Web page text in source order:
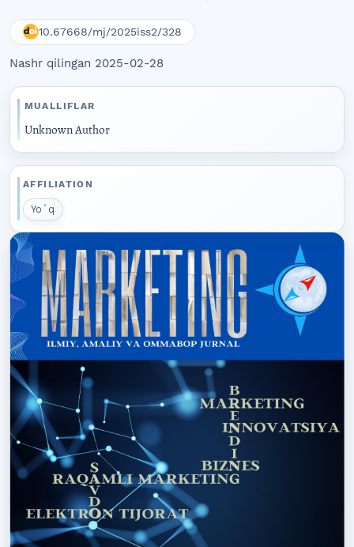
10.67668/mj/2025iss2/328
Nashr qilingan 2025-02-28
MUALLIFLAR
Unknown Author
AFFILIATION
Yoʻq